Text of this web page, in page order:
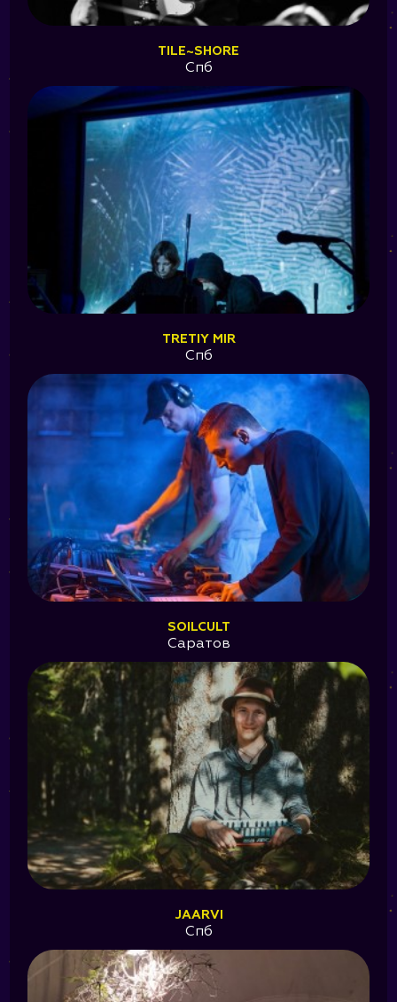
TILE~SHORE
Спб
TRETIY MIR
Спб
SOILCULT
Саратов
JAARVI
Спб